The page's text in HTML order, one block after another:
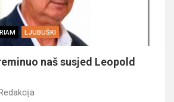
LJUBUŠKI
naš susjed Leopold
Redakcija